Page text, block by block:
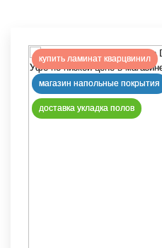
купить ламинат кварцвинил
магазин напольные покрытия
доставка укладка полов